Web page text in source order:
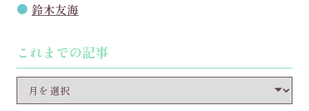
鈴木友海
これまでの記事